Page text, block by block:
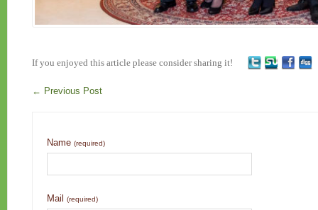
If you enjoyed this article please consider sharing it!
← Previous Post
Name (required)
Mail (required)